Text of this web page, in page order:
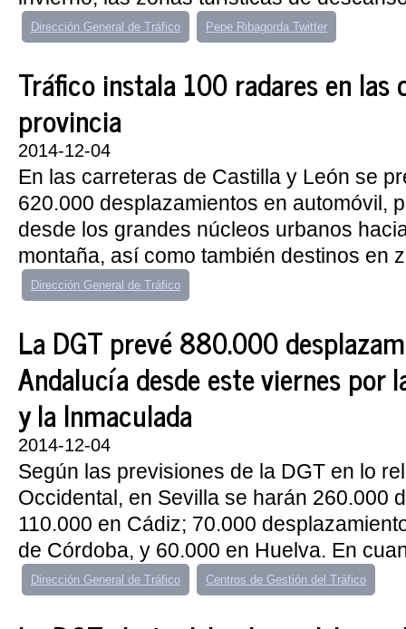
Dirección General de Tráfico Pepe Ribagorda Twitter
Tráfico instala 100 radares en las
provincia
2014-12-04
En las carreteras de Castilla y León se
620.000 desplazamientos en automóvil,
desde los grandes núcleos urbanos
montaña, así como también destinos en
Dirección General de Tráfico
La DGT prevé 880.000
Andalucía desde este viernes por
y la Inmaculada
2014-12-04
Según las previsiones de la DGT en lo
Occidental, en Sevilla se harán 260.000
110.000 en Cádiz; 70.000
de Córdoba, y 60.000 en Huelva. En
Dirección General de Tráfico Centros de Gestión del Tráfico